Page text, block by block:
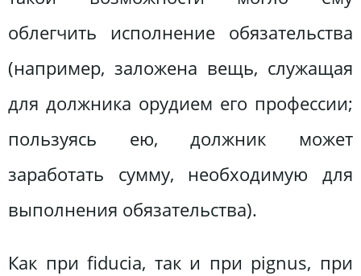
облегчить исполнение обязательства
(например, заложена вещь, служащая
для должника орудием его профессии;
пользуясь ею, должник может
заработать сумму, необходимую для
выполнения обязательства).
Как при fiducia, так и при pignus, при